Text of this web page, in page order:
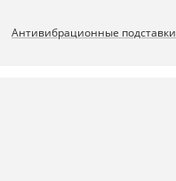
Антивибрационные подставки